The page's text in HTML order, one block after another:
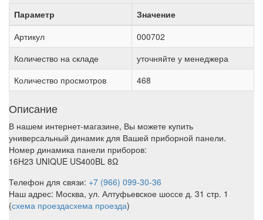
Параметр
Значение
Артикул
000702
Количество на складе
уточняйте у менеджера
Количество просмотров
468
Описание
В нашем интернет-магазине, Вы можете купить
универсальный динамик для Вашей приборной панели.
Номер динамика панели приборов:
16H23 UNIQUE US400BL 8Ω
Телефон для связи: +7 (966) 099-30-36
Наш адрес: Москва, ул. Алтуфьевское шоссе д. 31 стр. 1
(схема проездасхема проезда)